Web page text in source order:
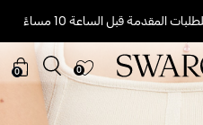
المقدمة قبل الساعة 10 مساءً
0
0